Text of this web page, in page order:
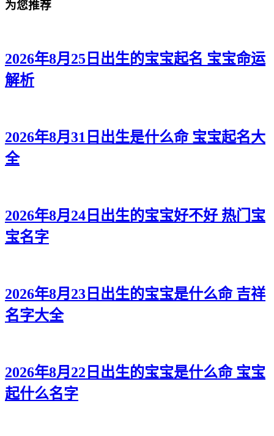
为您推荐
2026年8月25日出生的宝宝起名 宝宝命运
解析
2026年8月31日出生是什么命 宝宝起名大
全
2026年8月24日出生的宝宝好不好 热门宝
宝名字
2026年8月23日出生的宝宝是什么命 吉祥
名字大全
2026年8月22日出生的宝宝是什么命 宝宝
起什么名字